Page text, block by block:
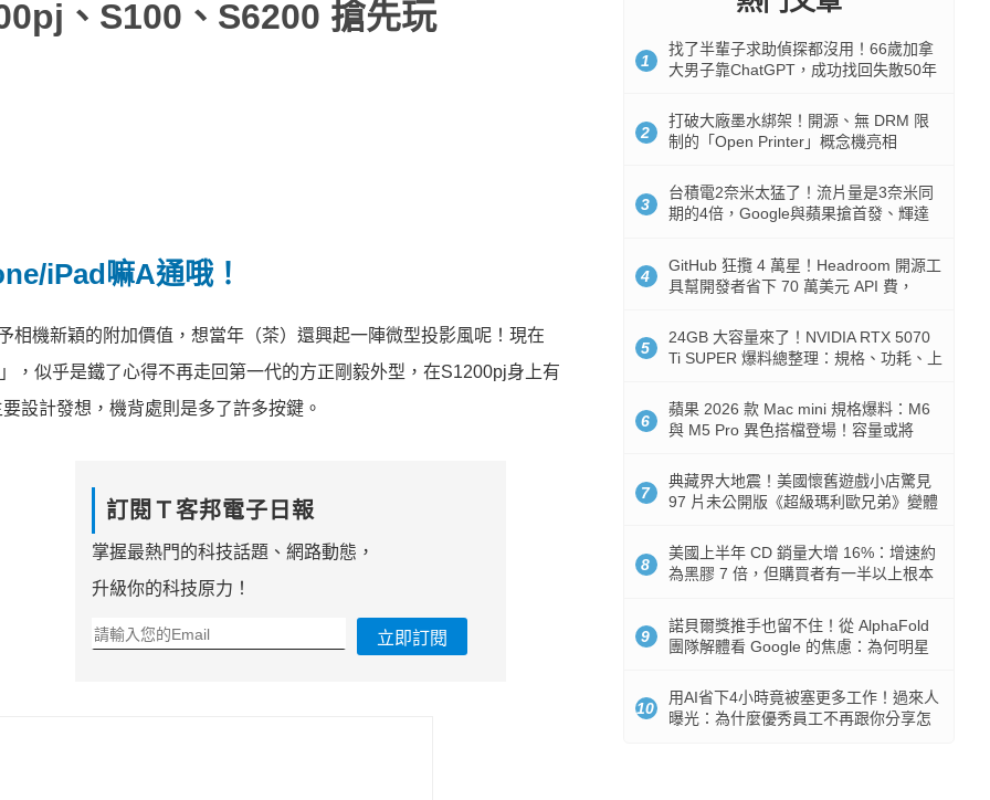
、S100、S6200 搶先玩
iPad嘛A通哦！
機新穎的附加價值，想當年（茶）還興起一陣微型投影風呢！現在
，似乎是鐵了心得不再走回第一代的方正剛毅外型，在S1200pj身上有
設計發想，機背處則是多了許多按鍵。
訂閱Ｔ客邦電子日報
掌握最熱門的科技話題、網路動態，
升級你的科技原力！
立即訂閱
1
找了半輩子求助偵探都沒用！66歲加拿
大男子靠ChatGPT，成功找回失散50年
2
打破大廠墨水綁架！開源、無 DRM 限
制的「Open Printer」概念機亮相
3
台積電2奈米太猛了！流片量是3奈米同
期的4倍，Google與蘋果搶首發、輝達
4
GitHub 狂攬 4 萬星！Headroom 開源工
具幫開發者省下 70 萬美元 API 費，
5
24GB 大容量來了！NVIDIA RTX 5070
Ti SUPER 爆料總整理：規格、功耗、上
6
蘋果 2026 款 Mac mini 規格爆料：M6
與 M5 Pro 異色搭檔登場！容量或將
7
典藏界大地震！美國懷舊遊戲小店驚見
97 片未公開版《超級瑪利歐兄弟》變體
8
美國上半年 CD 銷量大增 16%：增速約
為黑膠 7 倍，但購買者有一半以上根本
9
諾貝爾獎推手也留不住！從 AlphaFold
團隊解體看 Google 的焦慮：為何明星
10
用AI省下4小時竟被塞更多工作！過來人
曝光：為什麼優秀員工不再跟你分享怎